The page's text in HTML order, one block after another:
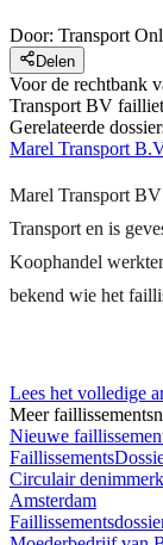
Door: Transport
Delen
Voor de rechtbank
Transport BV
Gerelateerde
Marel Transport
Marel Transport
Transport en is
Koophandel
bekend wie het
Lees het volledige
Meer
Nieuwe
Circulair
Amsterdam